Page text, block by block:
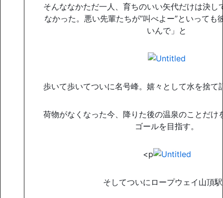
そんななかただ一人、育ちのいい矢代だけは決し
なかった。悪い先輩たちが”叫べよー”といっても
いんで」と
歩いて歩いてついに名号峰。嬉々として水を捨て
荷物がなくなった今、降りた後の温泉のことだけ
ゴールを目指す。
<p
そしてついにロープウェイ山頂